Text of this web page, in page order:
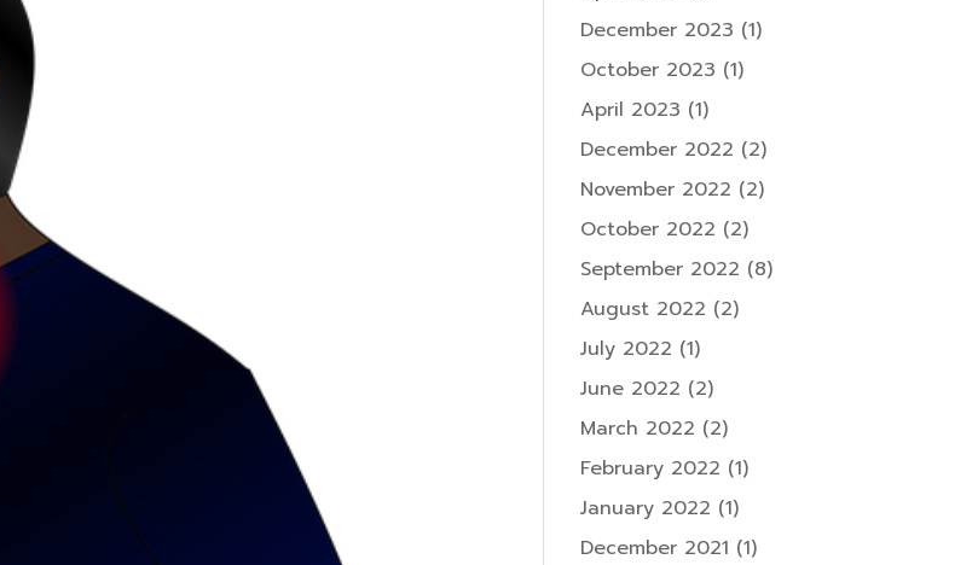
December 2023 (1)
October 2023 (1)
April 2023 (1)
December 2022 (2)
November 2022 (2)
October 2022 (2)
September 2022 (8)
August 2022 (2)
July 2022 (1)
June 2022 (2)
March 2022 (2)
February 2022 (1)
January 2022 (1)
December 2021 (1)